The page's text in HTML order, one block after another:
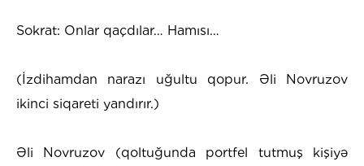
Sokrat: Onlar qaçdılar… Hamısı…
(İzdihamdan narazı uğultu qopur. Əli Novruzov
ikinci siqareti yandırır.)
Əli Novruzov (qoltuğunda portfel tutmuş kişiyə